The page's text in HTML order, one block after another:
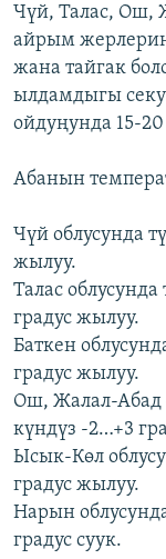
БИЗ ЖАНА ДҮЙНӨ
ДАНИСТЕ
ЭЖЕ-СИҢДИЛЕР
ЫҢГАЙСЫЗ
Русский
ОНЛАЙН ШЕРИНЕ
ЭЕ/АРнун
Чүй, Талас, Ош,
айрым
жана тайгак
ылдамдыгы
ойдуңунда 15-
Абанын
Чүй облусунда
жылуу.
Талас
градус жылуу.
Баткен
градус жылуу.
Ош, Жалал-Абад
күндүз -2…+3
Ысык-Көл
градус жылуу.
Нарын
градус суук.